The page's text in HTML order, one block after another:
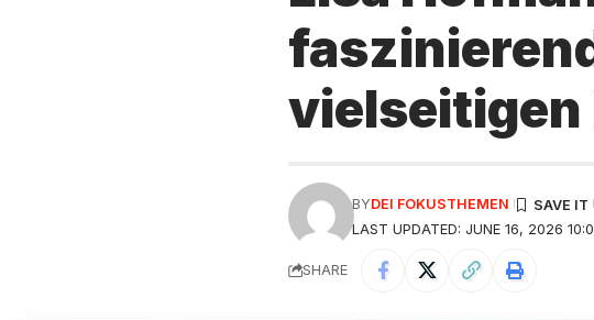
LAST UPDATED: JUNE 16, 2026
BYDEI FOKUSTHEMEN
SHARE